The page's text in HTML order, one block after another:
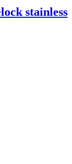
stainless